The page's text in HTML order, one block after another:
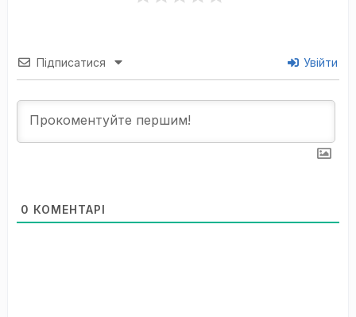
Підписатися Увійти
0 КОМЕНТАРІ